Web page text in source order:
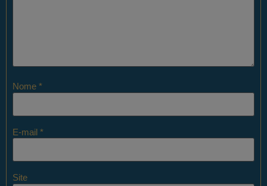
Nome *
E-mail *
Site